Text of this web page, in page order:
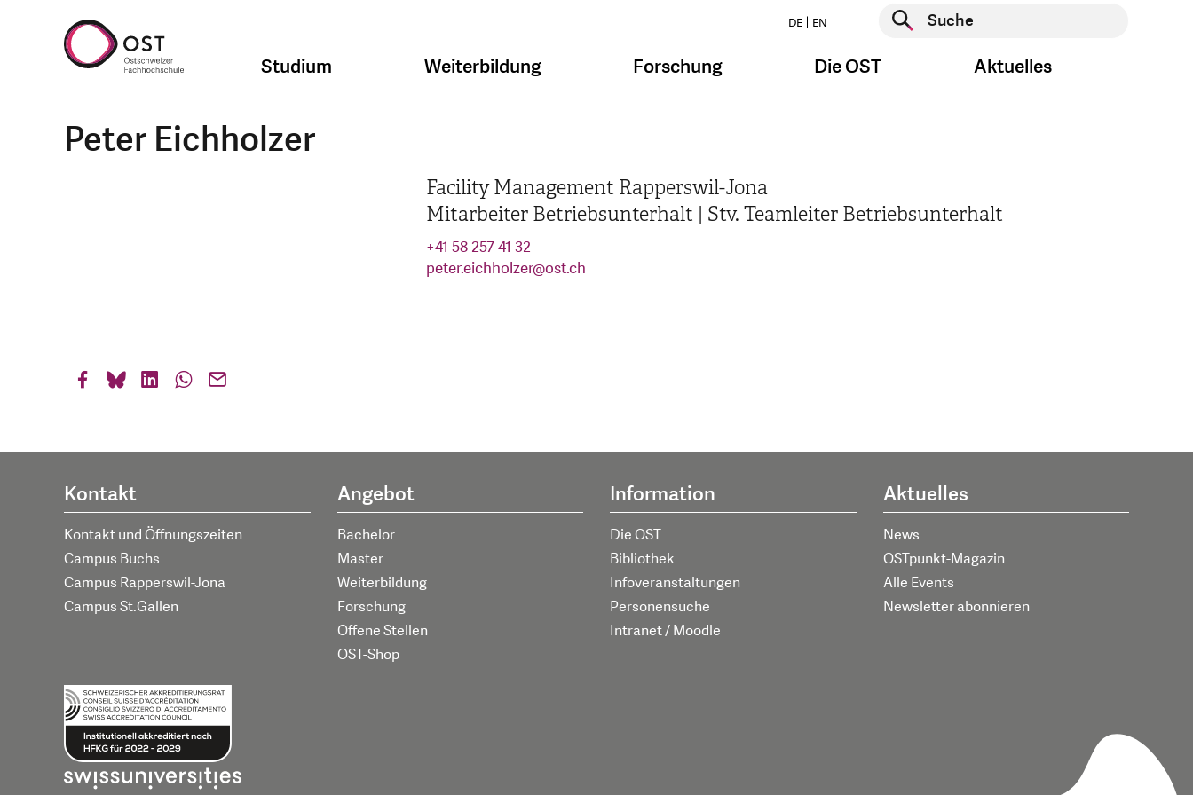
DE EN
Suche starten
Studium Weiterbildung Forschung Die OST Aktuelles
Peter Eichholzer
Facility Management Rapperswil-Jona
Mitarbeiter Betriebsunterhalt | Stv. Teamleiter Betriebsunterhalt
+41 58 257 41 32
peter.eichholzer@ost.ch
Kontakt
Kontakt und Öffnungszeiten
Campus Buchs
Campus Rapperswil-Jona
Campus St.Gallen
Angebot
Bachelor
Master
Weiterbildung
Forschung
Offene Stellen
OST-Shop
Information
Die OST
Bibliothek
Infoveranstaltungen
Personensuche
Intranet / Moodle
Aktuelles
News
OSTpunkt-Magazin
Alle Events
Newsletter abonnieren